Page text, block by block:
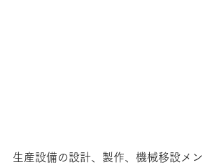
生産設備の設計、製作、機械移設メン